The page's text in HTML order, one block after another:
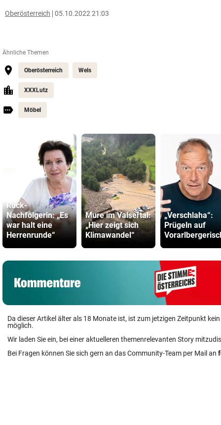
Oberösterreich 05.10.2022 21:03
Ähnliche Themen
Oberösterreich Wels
XXXLutz
Möbel
Ruck-
Nachfolgerin: „Es
war halt eine
Herrenrunde“
Mure im Valsertal:
„Hier zeigt sich
Klimawandel“
„Verschlaha“:
Prügeln auf
Da dieser Artikel älter als 18 Monate ist, ist zum jetzigen Zeitpunkt
möglich.
Wir laden Sie ein, bei einer aktuelleren themenrelevanten Story
Bei Fragen können Sie sich gern an das Community-Team per Mail an